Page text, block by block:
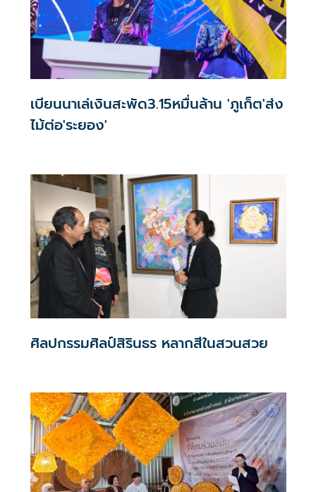
เบียนนาเล่เงินสะพัด3.15หมื่นล้าน 'ภูเก็ต'ส่ง
ไม้ต่อ'ระยอง'
ศิลปกรรมศิลป์สิรินธร หลากสีในสวนสวย